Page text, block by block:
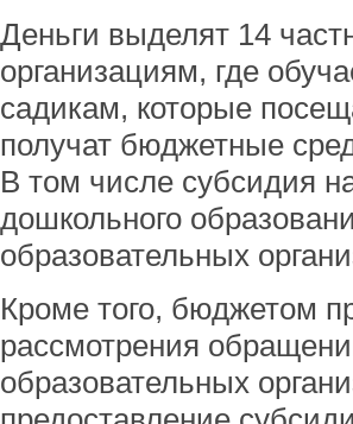
Деньги выделят 14
организациям, где
садикам, которые
получат бюджетные
В том числе субсидия
дошкольного
образовательных
Кроме того, бюджетом
рассмотрения
образовательных